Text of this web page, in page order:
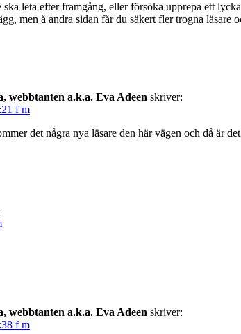
leta efter framgång, eller försöka upprepa ett
men å andra sidan får du säkert fler trogna
webbtanten a.k.a. Eva Adeen skriver:
f m
det några nya läsare den här vägen och då är
webbtanten a.k.a. Eva Adeen skriver:
f m